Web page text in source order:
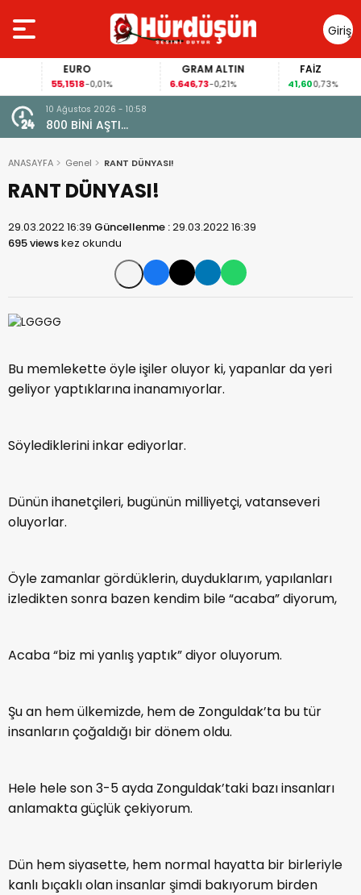
Giriş
Yap
EURO
55,1518-0,01%
GRAM ALTIN
6.646,73-0,21%
FAİZ
41,600,73%
10 Ağustos 2026 - 10:58
800 BİNİ AŞTI…
ANASAYFA Genel RANT DÜNYASI!
RANT DÜNYASI!
29.03.2022 16:39 Güncellenme :29.03.2022 16:39
695 viewskez okundu
Bu memlekette öyle işiler oluyor ki, yapanlar da yeri
geliyor yaptıklarına inanamıyorlar.
Söylediklerini inkar ediyorlar.
Dünün ihanetçileri, bugünün milliyetçi, vatanseveri
oluyorlar.
Öyle zamanlar gördüklerin, duyduklarım, yapılanları
izledikten sonra bazen kendim bile “acaba” diyorum,
Acaba “biz mi yanlış yaptık” diyor oluyorum.
Şu an hem ülkemizde, hem de Zonguldak’ta bu tür
insanların çoğaldığı bir dönem oldu.
Hele hele son 3-5 ayda Zonguldak’taki bazı insanları
anlamakta güçlük çekiyorum.
Dün hem siyasette, hem normal hayatta bir birleriyle
kanlı bıçaklı olan insanlar şimdi bakıyorum birden